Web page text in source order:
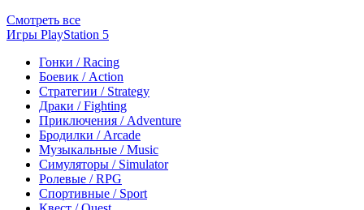
Смотреть все
Игры PlayStation 5
Гонки / Racing
Боевик / Action
Стратегии / Strategy
Драки / Fighting
Приключения / Adventure
Бродилки / Arcade
Музыкальные / Music
Симуляторы / Simulator
Ролевые / RPG
Спортивные / Sport